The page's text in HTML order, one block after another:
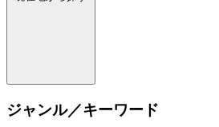
ジャンル／キーワード